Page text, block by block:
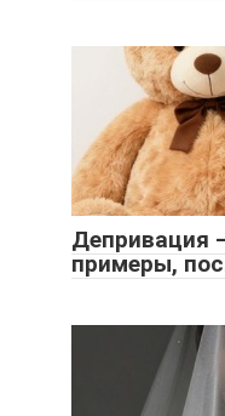
Депривация
примеры,